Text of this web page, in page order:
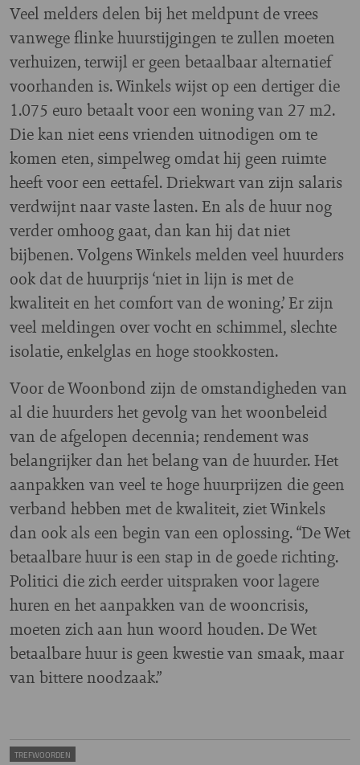
Veel melders delen bij het meldpunt de vrees
vanwege flinke huurstijgingen te zullen moeten
verhuizen, terwijl er geen betaalbaar alternatief
voorhanden is. Winkels wijst op een dertiger die
1.075 euro betaalt voor een woning van 27 m2.
Die kan niet eens vrienden uitnodigen om te
komen eten, simpelweg omdat hij geen ruimte
heeft voor een eettafel. Driekwart van zijn salaris
verdwijnt naar vaste lasten. En als de huur nog
verder omhoog gaat, dan kan hij dat niet
bijbenen. Volgens Winkels melden veel huurders
ook dat de huurprijs ‘niet in lijn is met de
kwaliteit en het comfort van de woning.’ Er zijn
veel meldingen over vocht en schimmel, slechte
isolatie, enkelglas en hoge stookkosten.
Voor de Woonbond zijn de omstandigheden van
al die huurders het gevolg van het woonbeleid
van de afgelopen decennia; rendement was
belangrijker dan het belang van de huurder. Het
aanpakken van veel te hoge huurprijzen die geen
verband hebben met de kwaliteit, ziet Winkels
dan ook als een begin van een oplossing. “De Wet
betaalbare huur is een stap in de goede richting.
Politici die zich eerder uitspraken voor lagere
huren en het aanpakken van de wooncrisis,
moeten zich aan hun woord houden. De Wet
betaalbare huur is geen kwestie van smaak, maar
van bittere noodzaak.”
TREFWOORDEN